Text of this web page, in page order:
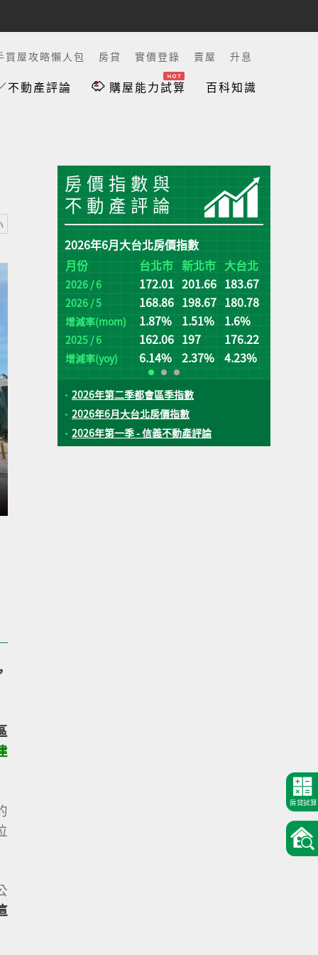
買屋攻略懶人包 房貸 實價登錄 賣屋 升息
不動產評論 購屋能力試算 百科知識
房貸試算
房價指數與
不動產評論
2026年6月大台北房價指數
月份
台北市 新北市 大台北
2026 / 6 172.01 201.66 183.67
2026 / 5 168.86 198.67 180.78
增減率(mom) 1.87% 1.51% 1.6%
2025 / 6 162.06 197 176.22
增減率(yoy) 6.14% 2.37% 4.23%
2026年第二季都會區季指數
2026年6月大台北房價指數
2026年第一季 - 信義不動產評論